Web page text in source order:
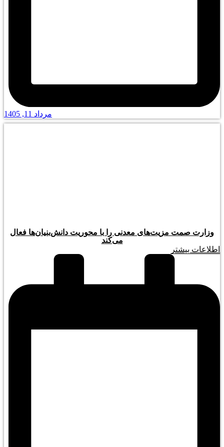
مرداد 11, 1405
وزارت صمت مزیت‌های معدنی را با محوریت دانش‌بنیان‌ها فعال
می‌کند
اطلاعات بیشتر